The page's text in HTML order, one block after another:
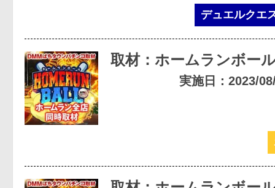
デュエルクエ
取材：ホームランボー
実施日：2023/